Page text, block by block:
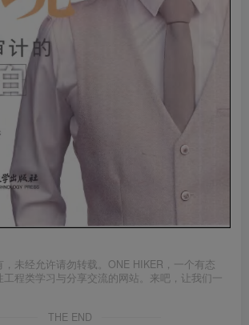
未经允许请勿转载。ONE HIKER，一个有态
程类学习与分享交流的网站。来吧，让我们一
THE END